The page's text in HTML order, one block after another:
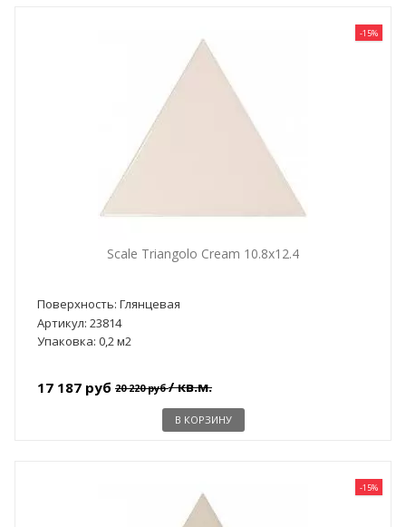
-15%
Scale Triangolo Cream 10.8x12.4
Поверхность: Глянцевая
Артикул: 23814
Упаковка: 0,2 м2
17 187 руб 20 220 руб/ кв.м.
В КОРЗИНУ
-15%